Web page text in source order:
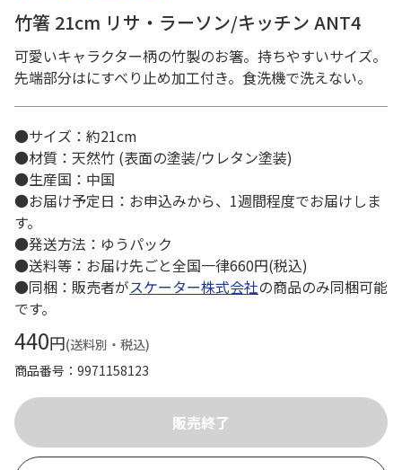
竹箸 21cm リサ・ラーソン/キッチン ANT4
可愛いキャラクター柄の竹製のお箸。持ちやすいサイズ。
先端部分はにすべり止め加工付き。食洗機で洗えない。
●サイズ：約21cm
●材質：天然竹 (表面の塗装/ウレタン塗装)
●生産国：中国
●お届け予定日：お申込みから、1週間程度でお届けしま
す。
●発送方法：ゆうパック
●送料等：お届け先ごと全国一律660円(税込)
●同梱：販売者がスケーター株式会社の商品のみ同梱可能
です。
440円(送料別・税込)
商品番号
9971158123